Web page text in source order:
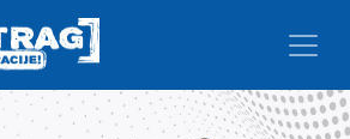
Skip to main content